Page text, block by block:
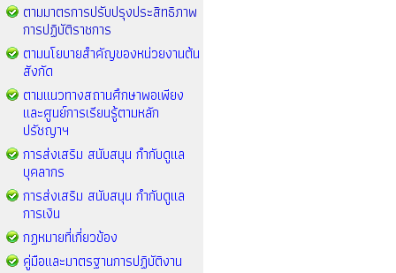
ตามมาตรการปรับปรุงประสิทธิภาพ
การปฏิบัติราชการ
ตามนโยบายสำคัญของหน่วยงานต้น
สังกัด
ตามแนวทางสถานศึกษาพอเพียง
และศูนย์การเรียนรู้ตามหลัก
ปรัชญาฯ
การส่งเสริม สนับสนุน กำกับดูแล
บุคลากร
การส่งเสริม สนับสนุน กำกับดูแล
การเงิน
กฏหมายที่เกี่ยวข้อง
คู่มือและมาตรฐานการปฏิบัติงาน